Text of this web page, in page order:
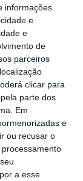
informações
e
e
de
parceiros
clicar para
parte dos
Em
e
ou recusar o
a esse
Alto –
o seu 31º
que vão
partir das